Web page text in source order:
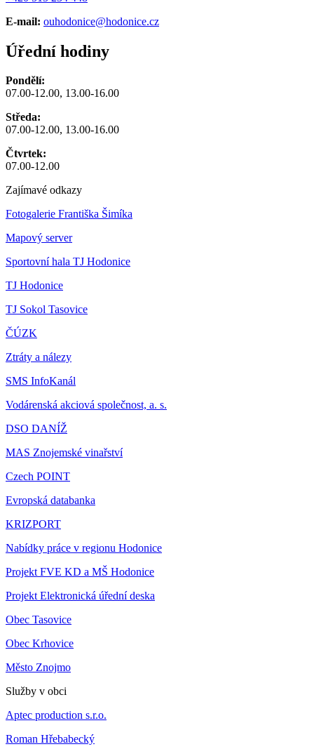
E-mail: ouhodonice@hodonice.cz
Úřední hodiny
Pondělí:
07.00-12.00, 13.00-16.00
Středa:
07.00-12.00, 13.00-16.00
Čtvrtek:
07.00-12.00
Zajímavé odkazy
Fotogalerie Františka Šimíka
Mapový server
Sportovní hala TJ Hodonice
TJ Hodonice
TJ Sokol Tasovice
ČÚZK
Ztráty a nálezy
SMS InfoKanál
Vodárenská akciová společnost, a. s.
DSO DANÍŽ
MAS Znojemské vinařství
Czech POINT
Evropská databanka
KRIZPORT
Nabídky práce v regionu Hodonice
Projekt FVE KD a MŠ Hodonice
Projekt Elektronická úřední deska
Obec Tasovice
Obec Krhovice
Město Znojmo
Služby v obci
Aptec production s.r.o.
Roman Hřebabecký